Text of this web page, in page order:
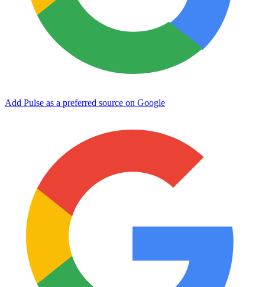
Add Pulse as a preferred source on Google